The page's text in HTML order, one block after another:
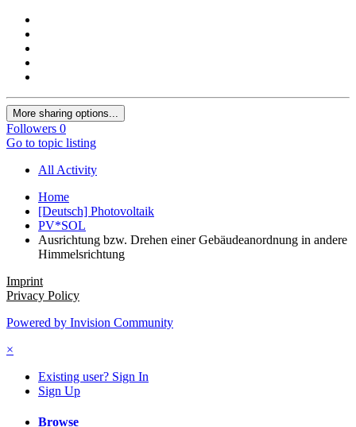
More sharing options...
Followers 0
Go to topic listing
All Activity
Home
[Deutsch] Photovoltaik
PV*SOL
Ausrichtung bzw. Drehen einer Gebäudeanordnung in andere
Himmelsrichtung
Imprint
Privacy Policy
Powered by Invision Community
×
Existing user? Sign In
Sign Up
Browse